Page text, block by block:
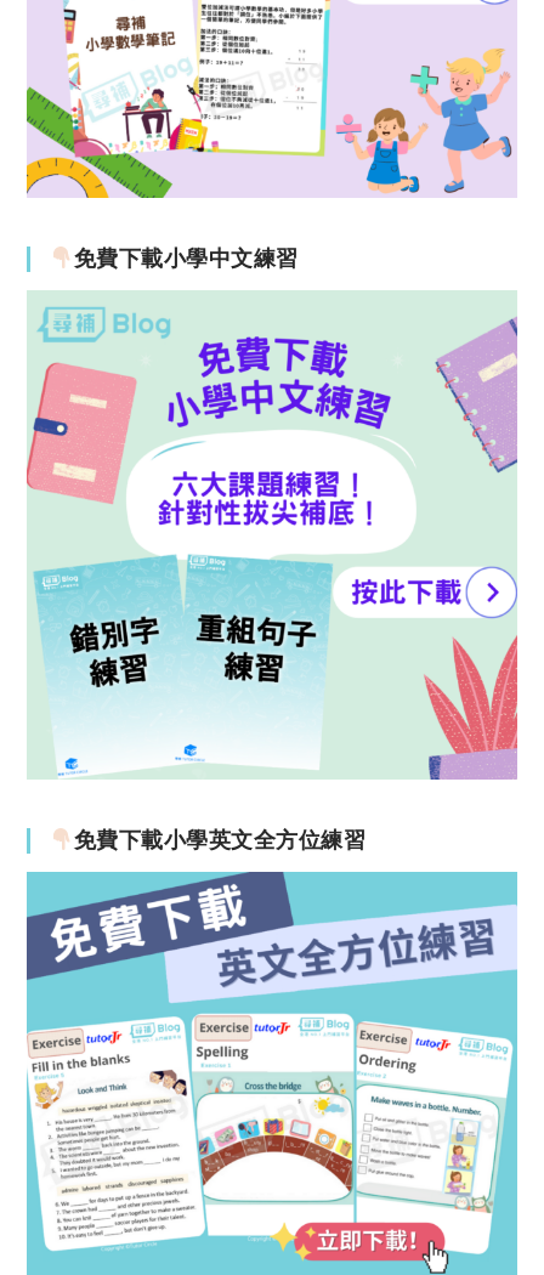
免費下載小學中文練習
免費下載小學英文全方位練習